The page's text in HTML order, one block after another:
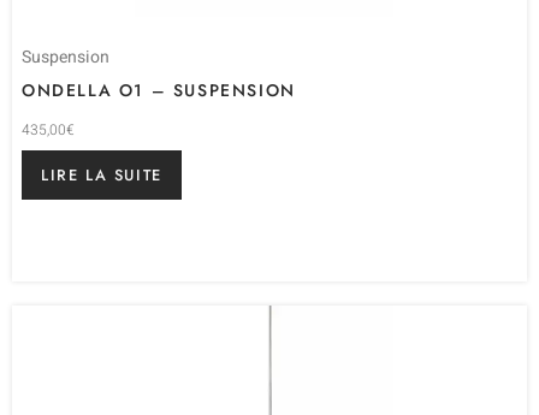
Suspension
ONDELLA O1 – SUSPENSION
435,00€
LIRE LA SUITE